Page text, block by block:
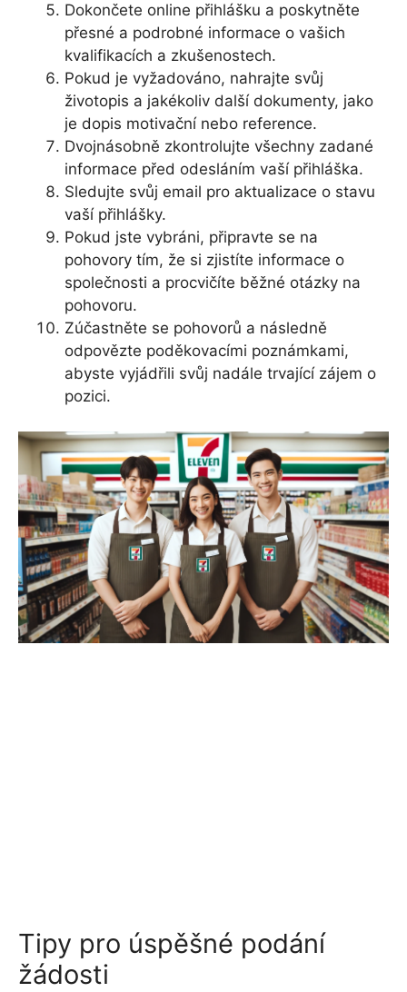
Dokončete online přihlášku a poskytněte
přesné a podrobné informace o vašich
kvalifikacích a zkušenostech.
Pokud je vyžadováno, nahrajte svůj
životopis a jakékoliv další dokumenty, jako
je dopis motivační nebo reference.
Dvojnásobně zkontrolujte všechny zadané
informace před odesláním vaší přihláška.
Sledujte svůj email pro aktualizace o stavu
vaší přihlášky.
Pokud jste vybráni, připravte se na
pohovory tím, že si zjistíte informace o
společnosti a procvičíte běžné otázky na
pohovoru.
Zúčastněte se pohovorů a následně
odpovězte poděkovacími poznámkami,
abyste vyjádřili svůj nadále trvající zájem o
pozici.
Tipy pro úspěšné podání
žádosti